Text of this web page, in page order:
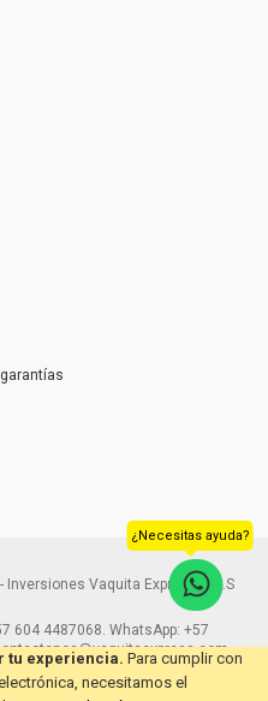
tu experiencia. Para cumplir con
necesitamos el
Vaquita Express S.A.S
604 4487068. WhatsApp: +57
¿Necesitas ayuda?